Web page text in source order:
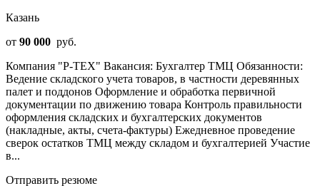
Казань
от 90 000 руб.
Компания "Р-ТЕХ" Вакансия: Бухгалтер ТМЦ Обязанности:
Ведение складского учета товаров, в частности деревянных
палет и поддонов Оформление и обработка первичной
документации по движению товара Контроль правильности
оформления складских и бухгалтерских документов
(накладные, акты, счета-фактуры) Ежедневное проведение
сверок остатков ТМЦ между складом и бухгалтерией Участие
в...
Отправить резюме